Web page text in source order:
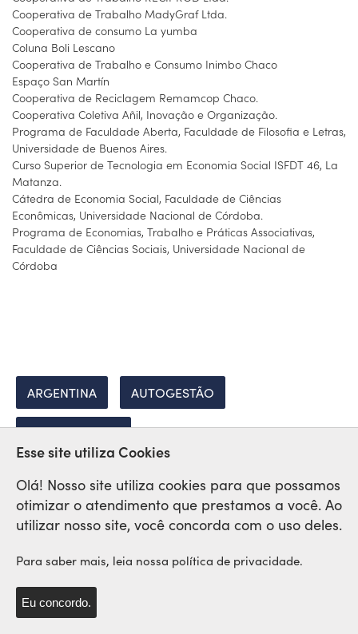
Cooperativa de Trabalho MadyGraf Ltda.
Cooperativa de consumo La yumba
Coluna Boli Lescano
Cooperativa de Trabalho e Consumo Inimbo Chaco
Espaço San Martín
Cooperativa de Reciclagem Remamcop Chaco.
Cooperativa Coletiva Añil, Inovação e Organização.
Programa de Faculdade Aberta, Faculdade de Filosofia e Letras,
Universidade de Buenos Aires.
Curso Superior de Tecnologia em Economia Social ISFDT 46, La
Matanza.
Cátedra de Economia Social, Faculdade de Ciências
Econômicas, Universidade Nacional de Córdoba.
Programa de Economias, Trabalho e Práticas Associativas,
Faculdade de Ciências Sociais, Universidade Nacional de
Córdoba
ARGENTINA AUTOGESTÃO
COOPERATIVAS
Rede Sindical Internacional
Esse site utiliza Cookies
Olá! Nosso site utiliza cookies para que possamos
otimizar o atendimento que prestamos a você. Ao
utilizar nosso site, você concorda com o uso deles.
Para saber mais, leia nossa política de privacidade.
Eu concordo.